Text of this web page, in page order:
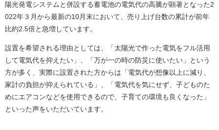
陽光発電システムと併設する蓄電池の電気代の高騰が顕著となった2
022年３月から最新の10月末において、売り上げ台数の累計が前年
比約2.5倍と急増しています。
設置を希望される理由としては、「太陽光で作った電気をフル活用
して電気代を抑えたい」、「万が一の時の防災に使いたい」という
方が多く、実際に設置された方からは「電気代が想像以上に減り、
家計の負担が抑えられている」、「電気代を気にせず、子どものた
めにエアコンなどを使用できるので、子育ての環境も良くなった」
といった声をいただいています。